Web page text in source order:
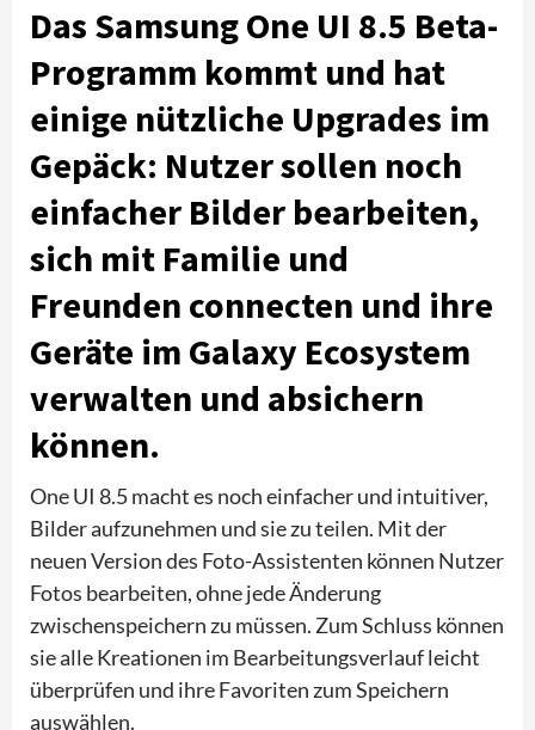
Das Samsung One UI 8.5 Beta-
Programm kommt und hat
einige nützliche Upgrades im
Gepäck: Nutzer sollen noch
einfacher Bilder bearbeiten,
sich mit Familie und
Freunden connecten und ihre
Geräte im Galaxy Ecosystem
verwalten und absichern
können.
One UI 8.5 macht es noch einfacher und intuitiver,
Bilder aufzunehmen und sie zu teilen. Mit der
neuen Version des Foto-Assistenten können Nutzer
Fotos bearbeiten, ohne jede Änderung
zwischenspeichern zu müssen. Zum Schluss können
sie alle Kreationen im Bearbeitungsverlauf leicht
überprüfen und ihre Favoriten zum Speichern
auswählen.